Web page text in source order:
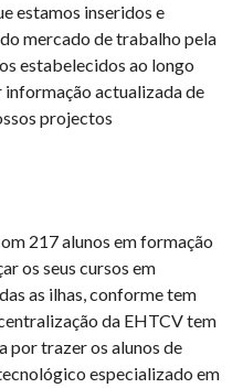
estamos inseridos e
mercado de trabalho pela
estabelecidos ao longo
informação actualizada de
projectos
217 alunos em formação
os seus cursos em
as ilhas, conforme tem
da EHTCV tem
por trazer os alunos de
especializado em